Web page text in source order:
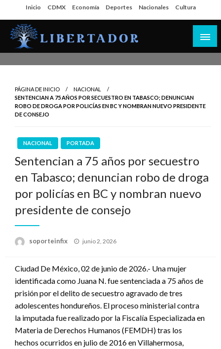
al
contenido
Inicio CDMX Economía Deportes Nacionales Cultura
PÁGINA DE INICIO
NACIONAL
SENTENCIAN A 75 AÑOS POR SECUESTRO EN TABASCO; DENUNCIAN
ROBO DE DROGA POR POLICÍAS EN BC Y NOMBRAN NUEVO PRESIDENTE
DE CONSEJO
NACIONAL PORTADA
Sentencian a 75 años por secuestro
en Tabasco; denuncian robo de droga
por policías en BC y nombran nuevo
presidente de consejo
soporteinfix
Publicado
junio 2, 2026
Ciudad De México, 02 de junio de 2026.- Una mujer
identificada como Juana N. fue sentenciada a 75 años de
prisión por el delito de secuestro agravado de tres
adolescentes hondureños. El proceso ministerial contra
la imputada fue realizado por la Fiscalía Especializada en
Materia de Derechos Humanos (FEMDH) tras los
hechos ocurridos en julio de 2016 en Villahermosa,